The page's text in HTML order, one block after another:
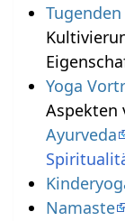
Yoga
Aspekten
Ayurveda
Namaste